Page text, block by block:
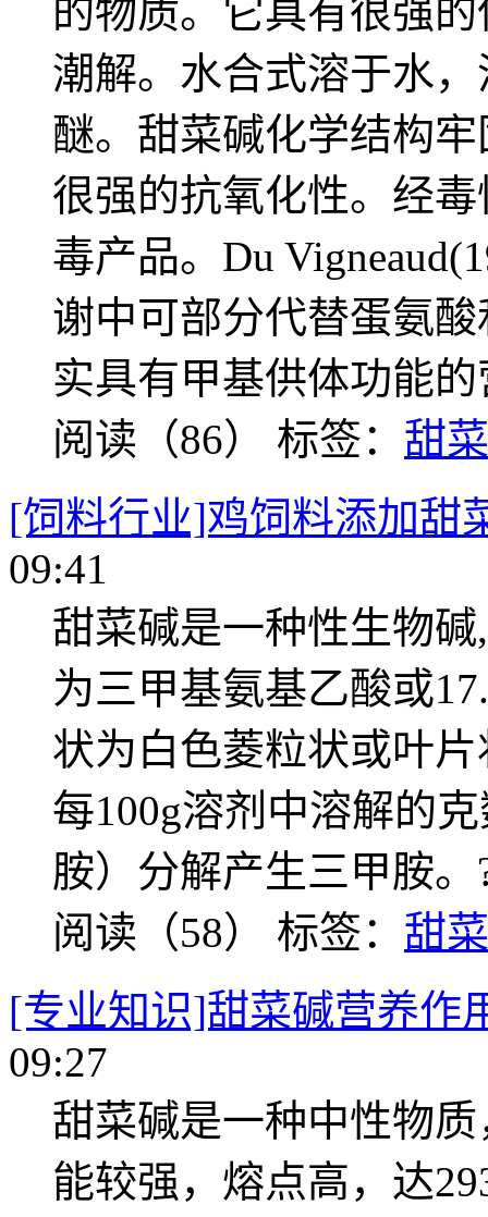
的物质。它具有很强
潮解。水合式溶于水
醚。甜菜碱化学结构
很强的抗氧化性。经
毒产品。Du
谢中可部分代替蛋氨
实具有甲基供体功能
阅读（86） 标签： 甜
[饲料行业]鸡饲料添加甜
09:41
甜菜碱是一种性生物
为三甲基氨基乙酸或
状为白色菱粒状或叶
每100g溶剂中溶解的
胺）分解产生三甲胺。
阅读（58） 标签： 甜
[专业知识]甜菜碱营养作
09:27
甜菜碱是一种中性物
能较强，熔点高，达